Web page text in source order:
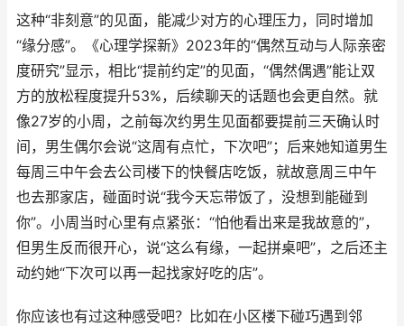
这种“非刻意”的见面，能减少对方的心理压力，同时增加
“缘分感”。《心理学探新》2023年的“偶然互动与人际亲密
度研究”显示，相比“提前约定”的见面，“偶然偶遇”能让双
方的放松程度提升53%，后续聊天的话题也会更自然。就
像27岁的小周，之前每次约男生见面都要提前三天确认时
间，男生偶尔会说“这周有点忙，下次吧”；后来她知道男生
每周三中午会去公司楼下的快餐店吃饭，就故意周三中午
也去那家店，碰面时说“我今天忘带饭了，没想到能碰到
你”。小周当时心里有点紧张：“怕他看出来是我故意的”，
但男生反而很开心，说“这么有缘，一起拼桌吧”，之后还主
动约她“下次可以再一起找家好吃的店”。
你应该也有过这种感受吧？比如在小区楼下碰巧遇到邻